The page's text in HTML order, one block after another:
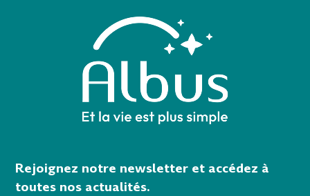
Rejoignez notre newsletter et accédez à
toutes nos actualités.